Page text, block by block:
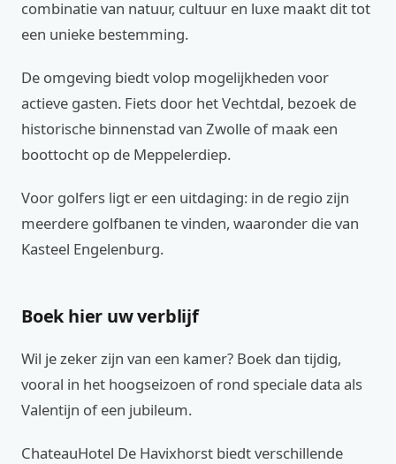
combinatie van natuur, cultuur en luxe maakt dit tot
een unieke bestemming.
De omgeving biedt volop mogelijkheden voor
actieve gasten. Fiets door het Vechtdal, bezoek de
historische binnenstad van Zwolle of maak een
boottocht op de Meppelerdiep.
Voor golfers ligt er een uitdaging: in de regio zijn
meerdere golfbanen te vinden, waaronder die van
Kasteel Engelenburg.
Boek hier uw verblijf
Wil je zeker zijn van een kamer? Boek dan tijdig,
vooral in het hoogseizoen of rond speciale data als
Valentijn of een jubileum.
ChateauHotel De Havixhorst biedt verschillende